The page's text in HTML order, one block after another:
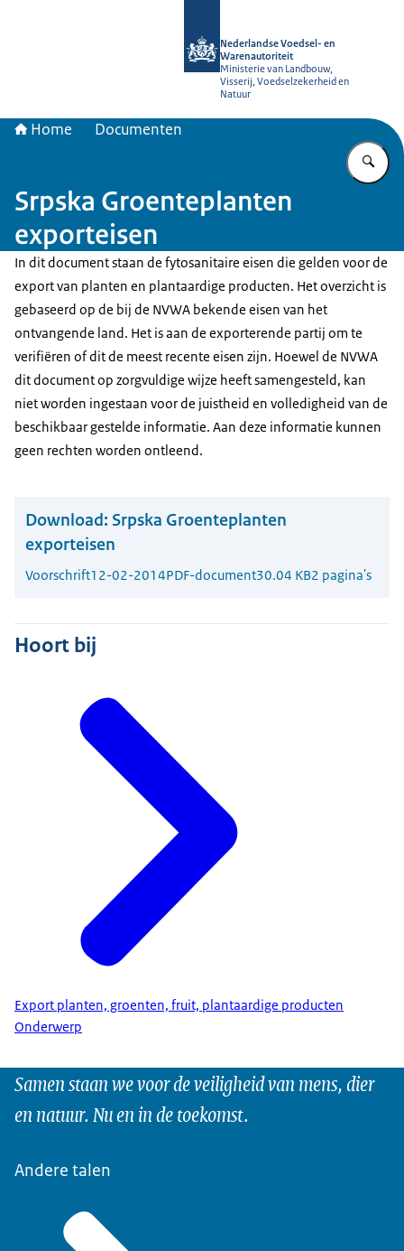
Nederlandse Voedsel- en
Warenautoriteit
Ministerie van Landbouw,
Visserij, Voedselzekerheid en
Natuur
Home Documenten
Srpska Groenteplanten
exporteisen
In dit document staan de fytosanitaire eisen die gelden voor de
export van planten en plantaardige producten. Het overzicht is
gebaseerd op de bij de NVWA bekende eisen van het
ontvangende land. Het is aan de exporterende partij om te
verifiëren of dit de meest recente eisen zijn. Hoewel de NVWA
dit document op zorgvuldige wijze heeft samengesteld, kan
niet worden ingestaan voor de juistheid en volledigheid van de
beschikbaar gestelde informatie. Aan deze informatie kunnen
geen rechten worden ontleend.
Download: Srpska Groenteplanten
exporteisen
Voorschrift12-02-2014PDF-document30.04 KB2 pagina's
Hoort bij
Export planten, groenten, fruit, plantaardige producten
Onderwerp
Samen staan we voor de veiligheid van mens, dier
en natuur. Nu en in de toekomst.
Andere talen